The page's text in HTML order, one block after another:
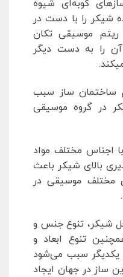
کوبه‌ای شیوه
شیکر را با دست در
موسیقی تکان
را به دست دیگر
ساختمان ساز سبب
در گروه موسیقی
اجناس مختلف مواد
بالای شیکر باعث
موسیقی در
شیکر، تنوع جنس و
تنوع ابعاد و
یکدیگر سبب می‌شود
ساز در جهان ایجاد